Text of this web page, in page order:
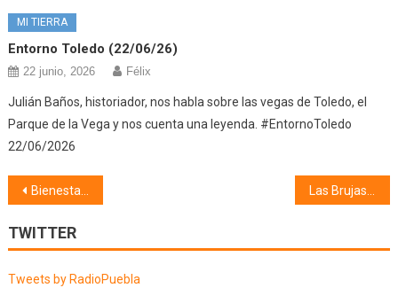
MI TIERRA
Entorno Toledo (22/06/26)
22 junio, 2026 Félix
Julián Baños, historiador, nos habla sobre las vegas de Toledo, el
Parque de la Vega y nos cuenta una leyenda. #EntornoToledo
22/06/2026
Navegación
de
entradas
Bienestar Social (09/11/21) Las Brujas de Montalbán IV (09/11/21)
TWITTER
Tweets by RadioPuebla